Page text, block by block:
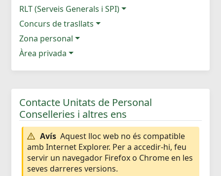
RLT (Serveis Generals i SPI)
Concurs de trasllats
Zona personal
Àrea privada
Contacte Unitats de Personal
Conselleries i altres ens
Avís Aquest lloc web no és compatible
amb Internet Explorer. Per a accedir-hi, feu
servir un navegador Firefox o Chrome en les
seves darreres versions.